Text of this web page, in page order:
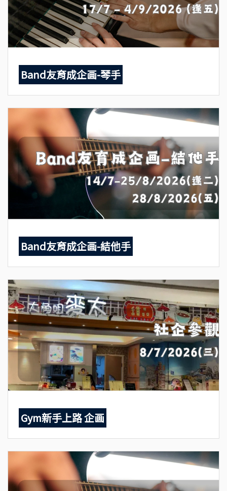
Band友育成企画-琴手
Band友育成企画-結他手
Gym新手上路 企画